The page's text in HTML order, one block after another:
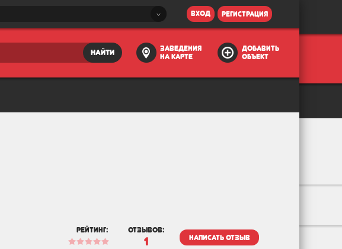
вход регистрация
найти
заведения
на карте
добавить
объект
рейтинг: отзывов:
1 написать отзыв